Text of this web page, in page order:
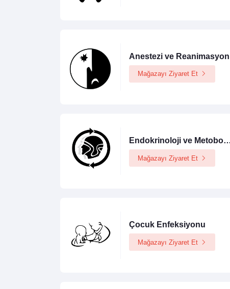
Anestezi ve Reanimasyon
Mağazayı Ziyaret Et
Endokrinoloji ve
Mağazayı Ziyaret Et
Çocuk Enfeksiyonu
Mağazayı Ziyaret Et